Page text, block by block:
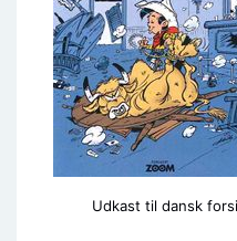
Udkast til dansk